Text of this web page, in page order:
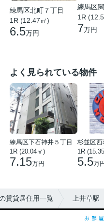
練馬区北町７丁目
1R (12.47㎡)
6.5万円
練馬区
1R
7万円
よく見られている物件
練馬区下石神井５丁目
1R (20.04㎡)
7.15万円
杉並区西
1R
5.5万
賃貸居住用一覧 上井草駅